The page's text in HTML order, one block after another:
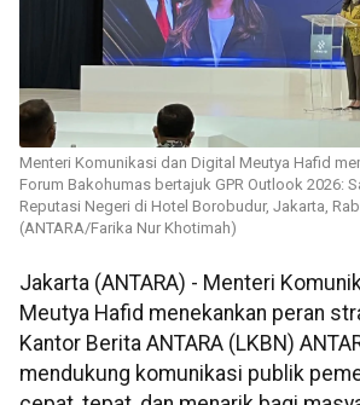
Menteri Komunikasi dan Digital Meutya Hafid
Forum Bakohumas bertajuk GPR Outlook 2026:
Reputasi Negeri di Hotel Borobudur, Jakarta,
(ANTARA/Farika Nur Khotimah)
Jakarta (ANTARA) - Menteri
Meutya Hafid menekankan peran
Kantor Berita ANTARA (LKBN)
mendukung komunikasi publik